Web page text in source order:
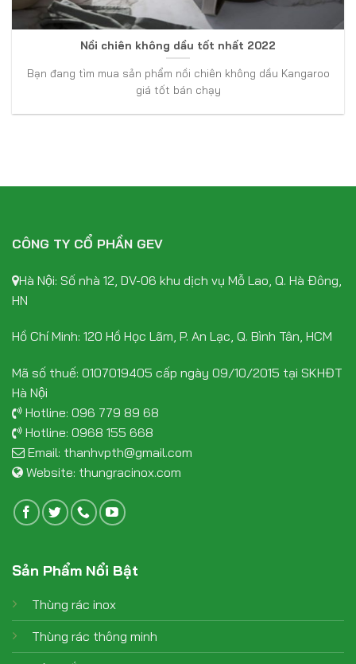
Nồi chiên không dầu tốt nhất 2022
Bạn đang tìm mua sản phẩm nồi chiên không dầu Kangaroo
giá tốt bán chạy
CÔNG TY CỔ PHẦN GEV
Hà Nội: Số nhà 12, DV-06 khu dịch vụ Mỗ Lao, Q. Hà Đông,
HN
Hồ Chí Minh: 120 Hồ Học Lãm, P. An Lạc, Q. Bình Tân, HCM
Mã số thuế: 0107019405 cấp ngày 09/10/2015 tại SKHĐT
Hà Nội
Hotline: 096 779 89 68
Hotline: 0968 155 668
Email: thanhvpth@gmail.com
Website: thungracinox.com
Sản Phẩm Nổi Bật
Thùng rác inox
Thùng rác thông minh